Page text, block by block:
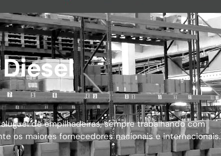
de empilhadeiras, sempre trabalhando com
os maiores fornecedores nacionais e internacionais.